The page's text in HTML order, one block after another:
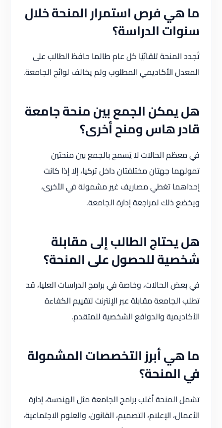
ما هي فرص استمرار المنحة خلال
سنوات الدراسة؟
تُجدد المنحة تلقائيًا كل عام طالما حافظ الطالب على
المعدل الأكاديمي المطلوب ولم يخالف لوائح الجامعة.
هل يمكن الجمع بين منحة جامعة
قادر هاس ومنح أخرى؟
في معظم الحالات لا يُسمح بالجمع بين منحتين
تمولهما جهتان مختلفتان داخل تركيا، إلا إذا كانت
إحداهما تغطي مصاريف غير مشمولة في الأخرى،
ويخضع ذلك لمراجعة إدارة الجامعة.
هل يحتاج الطالب إلى مقابلة
شخصية للحصول على المنحة؟
في بعض الحالات، وخاصة في برامج الدراسات العليا، قد
تطلب الجامعة مقابلة عبر الإنترنت لتقييم الكفاءة
الأكاديمية والدوافع الشخصية للمتقدم.
ما هي أبرز التخصصات المشمولة
في المنحة؟
تشمل المنحة أغلب برامج الجامعة مثل الهندسة، إدارة
الأعمال، الإعلام، التصميم، القانون، والعلوم الاجتماعية،